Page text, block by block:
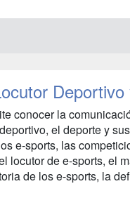
conocer la
el deporte y
e-sports, las
locutor de e-sports, el
de los e-sports, la